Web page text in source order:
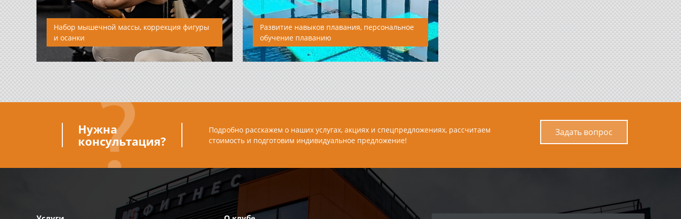
Набор мышечной массы, коррекция фигуры
и осанки
Набор мышечной массы, коррекция фигуры,
реабилитация. Персональный тренинг...
Развитие навыков плавания, персональное
обучение плаванию
Персональные занятия по плаванию для
взрослых и детей. Индивидуальные трени...
Нужна
консультация?
Подробно расскажем о наших услугах, акциях и спецпредложениях, рассчитаем
стоимость и подготовим индивидуальное предложение!
Задать вопрос